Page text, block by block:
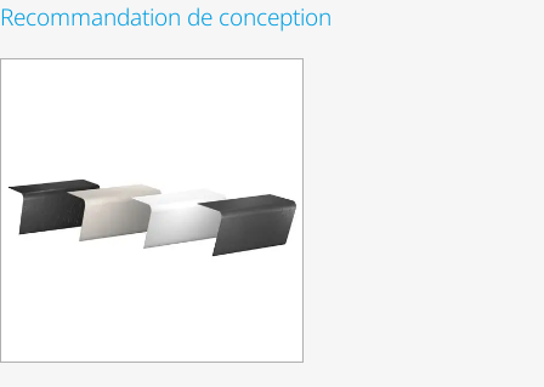
Recommandation de conception